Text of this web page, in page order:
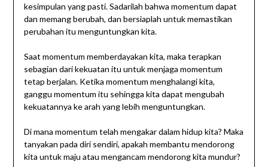
kesimpulan yang pasti. Sadarilah bahwa momentum dapat
dan memang berubah, dan bersiaplah untuk memastikan
perubahan itu menguntungkan kita.
Saat momentum memberdayakan kita, maka terapkan
sebagian dari kekuatan itu untuk menjaga momentum
tetap berjalan. Ketika momentum menghalangi kita,
ganggu momentum itu sehingga kita dapat mengubah
kekuatannya ke arah yang lebih menguntungkan.
Di mana momentum telah mengakar dalam hidup kita? Maka
tanyakan pada diri sendiri, apakah membantu mendorong
kita untuk maju atau mengancam mendorong kita mundur?